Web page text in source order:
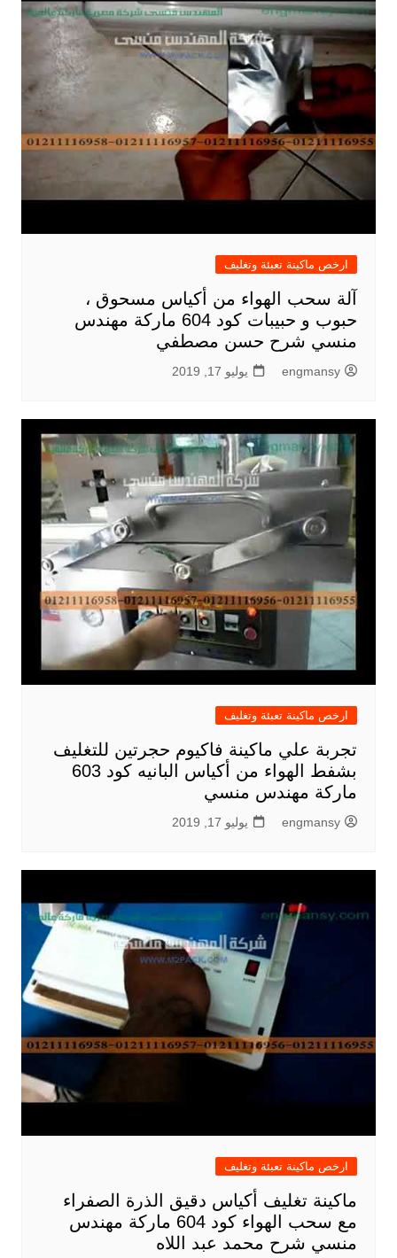
ارخص ماكينة تعبئة وتغليف
آلة سحب الهواء من أكياس مسحوق ،
حبوب و حبيبات كود 604 ماركة مهندس
منسي شرح حسن مصطفي
engmansy يوليو 17, 2019
ارخص ماكينة تعبئة وتغليف
تجربة علي ماكينة فاكيوم حجرتين للتغليف
بشفط الهواء من أكياس البانيه كود 603
ماركة مهندس منسي
engmansy يوليو 17, 2019
ارخص ماكينة تعبئة وتغليف
ماكينة تغليف أكياس دقيق الذرة الصفراء
مع سحب الهواء كود 604 ماركة مهندس
منسي شرح محمد عبد اللاه